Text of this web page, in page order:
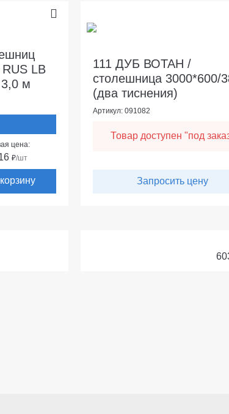
LB
м
цена:
₽/шт
111 ДУБ ВОТАН /
столешница 3000*600/
(два тиснения)
Артикул: 091082
Товар доступен "под
Запросить цену